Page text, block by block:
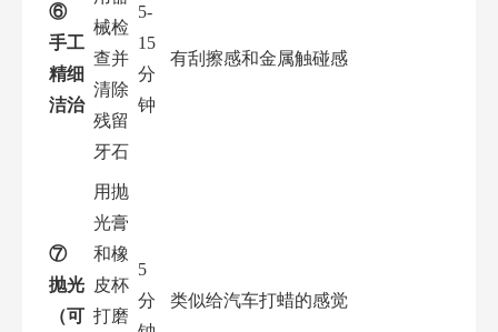
⑥
手工
精细
洁治
械检
查并
清除
残留
牙石
5-
15
分
钟
有刮擦感和金属触碰感
⑦
抛光
（可
用抛
光膏
和橡
皮杯
打磨
5
分
类似给汽车打蜡的感觉